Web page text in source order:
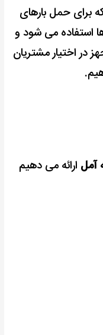
برای حمل بارهای
استفاده می شود و
در اختیار مشتریان
آمل ارائه می دهیم